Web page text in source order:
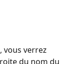
vous verrez
du nom du